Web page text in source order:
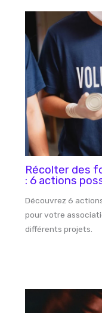
Récolter des
: 6 actions
Découvrez 6
pour votre
différents projets.